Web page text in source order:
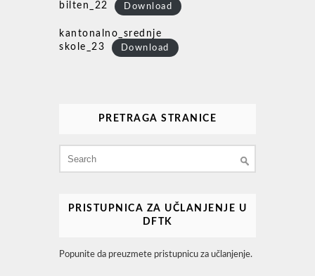
bilten_22 Download
kantonalno_srednje
skole_23
Download
PRETRAGA STRANICE
for:
PRISTUPNICA ZA UČLANJENJE U
DFTK
Popunite da preuzmete pristupnicu za učlanjenje.